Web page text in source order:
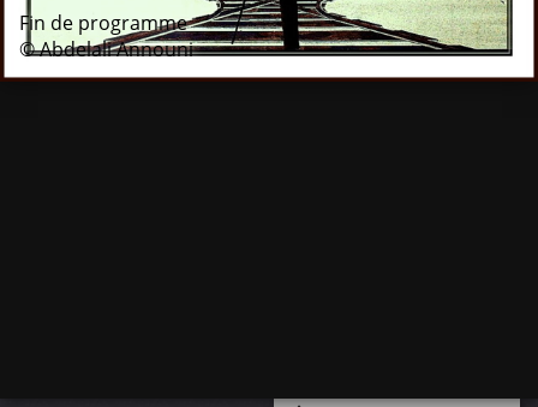
Fin de programme
© Abdelali Announi